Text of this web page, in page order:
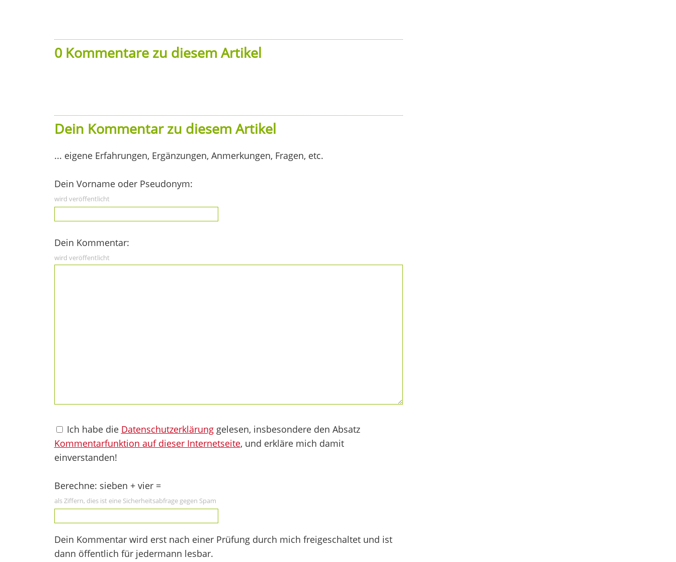
0 Kommentare zu diesem Artikel
Dein Kommentar zu diesem Artikel
... eigene Erfahrungen, Ergänzungen, Anmerkungen, Fragen, etc.
Dein Vorname oder Pseudonym:
wird veröffentlicht
Dein Kommentar:
wird veröffentlicht
Ich habe die Datenschutzerklärunggelesen, insbesondere den Absatz
Kommentarfunktion auf dieser Internetseite, und erkläre mich damit
einverstanden!
Berechne: sieben + vier =
als Ziffern, dies ist eine Sicherheitsabfrage gegen Spam
Dein Kommentar wird erst nach einer Prüfung durch mich freigeschaltet und ist
dann öffentlich für jedermann lesbar.